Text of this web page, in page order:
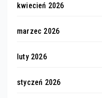
kwiecień 2026
marzec 2026
luty 2026
styczeń 2026